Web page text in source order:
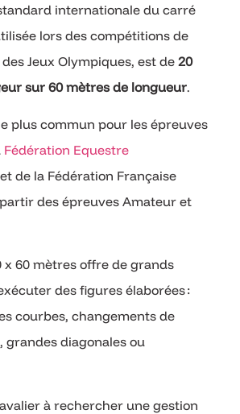
internationale du carré
lors des compétitions de
Jeux Olympiques, est de20
sur 60 mètres de longueur.
plus commun pour les épreuves
Fédération Equestre
et de la Fédération Française
des épreuves Amateur et
x 60 mètres offre de grands
des figures élaborées :
courbes, changements de
grandes diagonales ou
à rechercher une gestion